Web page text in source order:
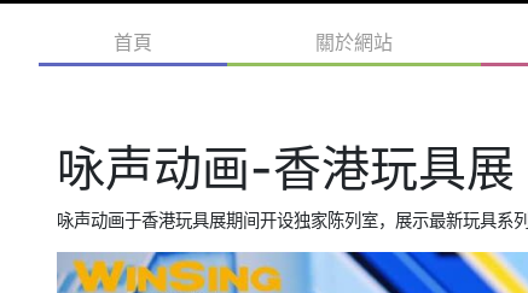
首頁 關於網站
咏声动画-香港玩具展
咏声动画于香港玩具展期间开设独家陈列室，展示最新玩具系列